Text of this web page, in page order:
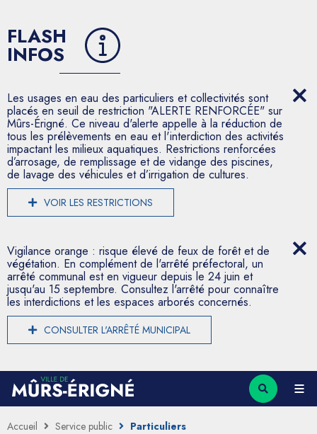
FLASH
INFOS
Les usages en eau des particuliers et collectivités sont
placés en seuil de restriction "ALERTE RENFORCÉE" sur
Mûrs-Érigné. Ce niveau d'alerte appelle à la réduction de
tous les prélèvements en eau et l'interdiction des activités
impactant les milieux aquatiques. Restrictions renforcées
d’arrosage, de remplissage et de vidange des piscines,
de lavage des véhicules et d’irrigation de cultures.
VOIR LES RESTRICTIONS
Vigilance orange : risque élevé de feux de forêt et de
végétation. En complément de l'arrêté préfectoral, un
arrêté communal est en vigueur depuis le 24 juin et
jusqu'au 15 septembre. Consultez l'arrêté pour connaître
les interdictions et les espaces arborés concernés.
CONSULTER L'ARRÊTÉ MUNICIPAL
Accueil Service public Particuliers